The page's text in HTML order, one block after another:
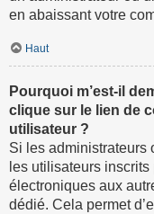
en abaissant votre
Haut
Pourquoi m’est-il
clique sur le lien de
utilisateur ?
Si les administrateurs
les utilisateurs
électroniques aux
dédié. Cela permet